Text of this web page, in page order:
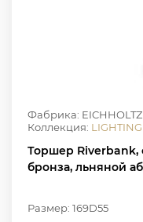
Фабрика: EICHHOLTZ
Коллекция: LIGHTING
Торшер Riverbank,
бронза, льняной
Размер: 169D55